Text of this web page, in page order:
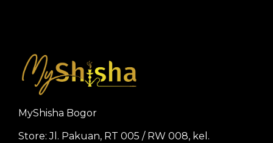
MyShisha Bogor
Store: Jl. Pakuan, RT 005 / RW 008, kel.